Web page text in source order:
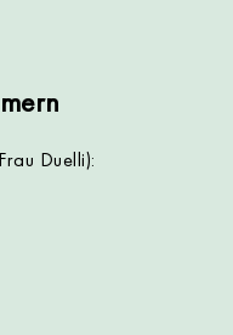
Duelli):